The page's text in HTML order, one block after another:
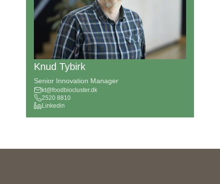
Knud Tybirk
Senior Innovation Manager
kt@foodbiocluster.dk
2520 8810
Linkedin